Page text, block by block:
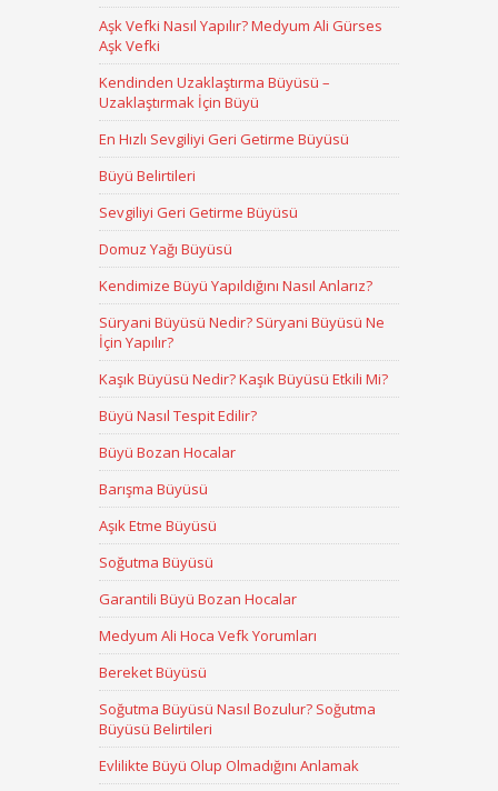
Aşk Vefki Nasıl Yapılır? Medyum Ali Gürses
Aşk Vefki
Kendinden Uzaklaştırma Büyüsü –
Uzaklaştırmak İçin Büyü
En Hızlı Sevgiliyi Geri Getirme Büyüsü
Büyü Belirtileri
Sevgiliyi Geri Getirme Büyüsü
Domuz Yağı Büyüsü
Kendimize Büyü Yapıldığını Nasıl Anlarız?
Süryani Büyüsü Nedir? Süryani Büyüsü Ne
İçin Yapılır?
Kaşık Büyüsü Nedir? Kaşık Büyüsü Etkili Mi?
Büyü Nasıl Tespit Edilir?
Büyü Bozan Hocalar
Barışma Büyüsü
Aşık Etme Büyüsü
Soğutma Büyüsü
Garantili Büyü Bozan Hocalar
Medyum Ali Hoca Vefk Yorumları
Bereket Büyüsü
Soğutma Büyüsü Nasıl Bozulur? Soğutma
Büyüsü Belirtileri
Evlilikte Büyü Olup Olmadığını Anlamak